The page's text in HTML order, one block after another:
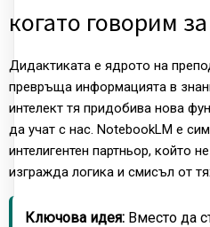
когато говорим
Дидактиката е ядрото на
превръща информацията в
интелект тя придобива нова
да учат с нас. NotebookLM е
интелигентен партньор, който
изгражда логика и смисъл от
Ключова идея: Вместо да